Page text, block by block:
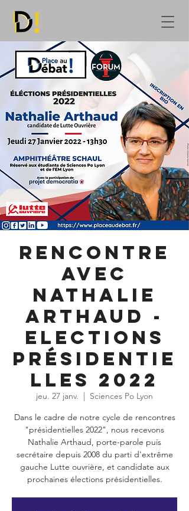
Rencontre
avec
Nathalie
Arthaud -
Elections
présidentie
lles 2022
jeu. 27 janv.
  |
Sciences Po Lyon
Dans le cadre de notre cycle de rencontres
"présidentielles 2022", nous recevons
Nathalie Arthaud, porte-parole puis
secrétaire depuis 2008 du parti d'extrême
gauche Lutte ouvrière, et candidate aux
prochaines élections présidentielles.